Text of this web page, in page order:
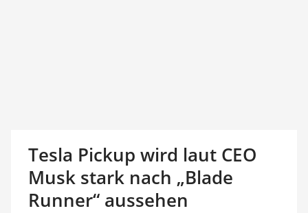
Tesla Pickup wird laut CEO
Musk stark nach „Blade
Runner“ aussehen